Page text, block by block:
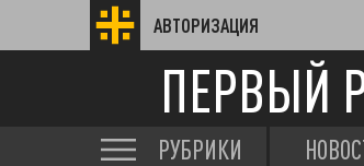
АВТОРИЗАЦИЯ
ПЕРВЫЙ
РУБРИКИ